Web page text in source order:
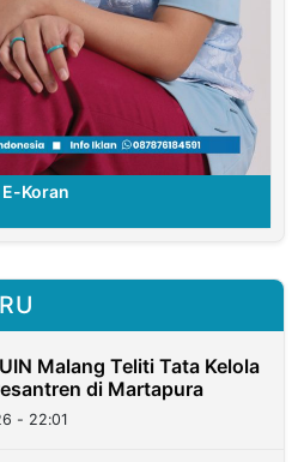
E-Koran
Malang Teliti Tata Kelola
di Martapura
- 22:01